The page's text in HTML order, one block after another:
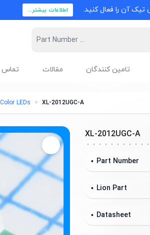
آن را فعال کنید. اطلاعات بیشتر...
تامین کنندگان مقالات تماس
Color LEDs XL-2012UGC-A
XL-2012UGC-A
Part Number
Lion Part
Datasheet